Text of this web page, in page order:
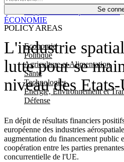
Se
POLICY AREAS
Economie
Politique
Agriculture et Alimentation
Santé
Technologies
Energie, Environnement et
Défense
Économie
L'industrie
lutte pour se
niveau des
En dépit de résultats financiers
européenne des industries
augmentation du financement public
coopération entre les parties
concurrentielle de l'UE.
ÉCONOMIE